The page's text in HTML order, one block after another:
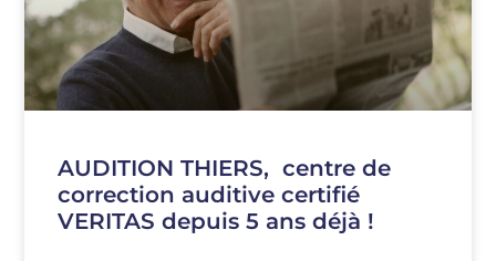
AUDITION THIERS, centre de
correction auditive certifié
VERITAS depuis 5 ans déjà !